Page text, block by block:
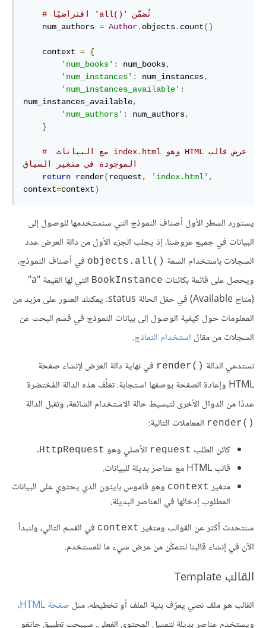
# تُضمَّن‫ 'all()‎' افتراضيًا
    num_authors
= Author. objects. count()
    context
= {
'num_books' : num_books,
'num_instances' : num_instances,
'num_instances_available' :
num_instances_available,
'num_authors' : num_authors,
}
# ‫عرض قالب HTML وهو index.html مع البيانات
الموجودة في متغير السياق
return render(request, 'index.html' ,
context=context)
يستورد السطر الأول أصناف النموذج التي سنستخدمها للوصول إلى
البيانات في جميع عروضنا، إذ يجلب الجزء الأول من دالة العرض عدد
السجلات باستخدام السمة objects.all()‎ في أصناف النموذج،
ويحصل على قائمة بكائنات BookInstance
التي لها القيمة "a"
(متاح Available) في حقل الحالة status. يمكنك العثور على مزيد من
المعلومات حول كيفية الوصول إلى بيانات النموذج في قسم البحث عن
السجلات من مقال استخدام النماذج.
نستدعي الدالة render()‎ في نهاية دالة العرض لإنشاء صفحة
HTML وإعادة الصفحة بوصفها استجابة. تغلّف هذه الدالة المُختصَرة
عددًا من الدوال الأخرى لتبسيط حالة الاستخدام الشائعة، وتقبل الدالة
render()‎ المعاملات التالية:
كائن الطلب request الأصلي وهو HttpRequest
.
قالب HTML مع عناصر بديلة للبيانات.
متغير context وهو قاموس بايثون الذي يحتوي على البيانات
المطلوب إدخالها في العناصر البديلة.
سنتحدث أكثر عن القوالب ومتغير context في القسم التالي، ولنبدأ
الآن في إنشاء قالبنا لنتمكّن من عرض شيء ما للمستخدم.
القالب Template
القالب هو ملف نصي يعرّف بنية الملف أو تخطيطه، مثل صفحة HTML
،